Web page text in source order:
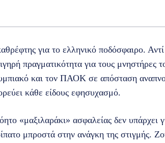
για το ελληνικό ποδόσφαιρο.
πραγματικότητα για τους μνηστήρες
και τον ΠΑΟΚ σε απόσταση
κάθε είδους εφησυχασμό.
«μαξιλαράκι» ασφαλείας δεν υπάρχει
μπροστά στην ανάγκη της στιγμής.